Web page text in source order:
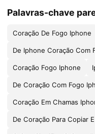
Palavras-chave
Coração De Fogo Iphone
De Iphone Coração Com
Coração Fogo Iphone
De Coração Com Fogo
Coração Em Chamas
De Coração Para Copiar